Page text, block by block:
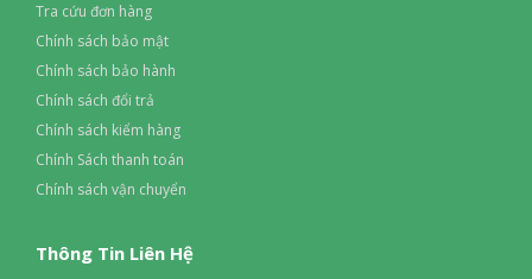
Tra cứu đơn hàng
Chính sách bảo mật
Chính sách bảo hành
Chính sách đổi trả
Chính sách kiểm hàng
Chính Sách thanh toán
Chính sách vận chuyển
Thông Tin Liên Hệ